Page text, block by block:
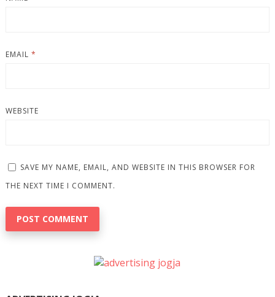
EMAIL *
WEBSITE
SAVE MY NAME, EMAIL, AND WEBSITE IN THIS BROWSER FOR
THE NEXT TIME I COMMENT.